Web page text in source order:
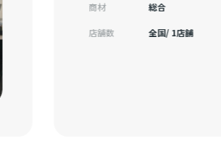
商材 総合
店舗数 全国/ 1店舗